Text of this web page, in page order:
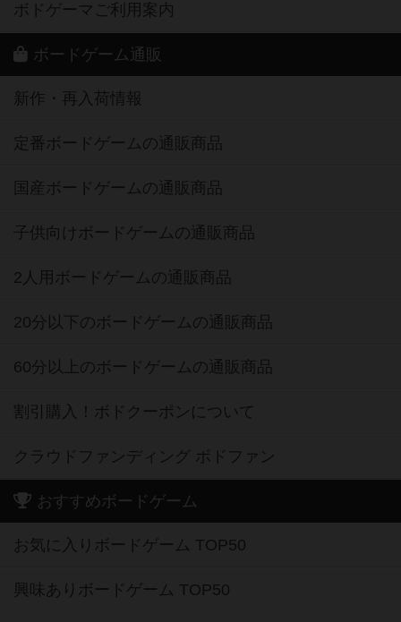
ボドゲーマご利用案内
ボードゲーム通販
新作・再入荷情報
定番ボードゲームの通販商品
国産ボードゲームの通販商品
子供向けボードゲームの通販商品
2人用ボードゲームの通販商品
20分以下のボードゲームの通販商品
60分以上のボードゲームの通販商品
割引購入！ボドクーポンについて
クラウドファンディング ボドファン
おすすめボードゲーム
お気に入りボードゲーム TOP50
興味ありボードゲーム TOP50